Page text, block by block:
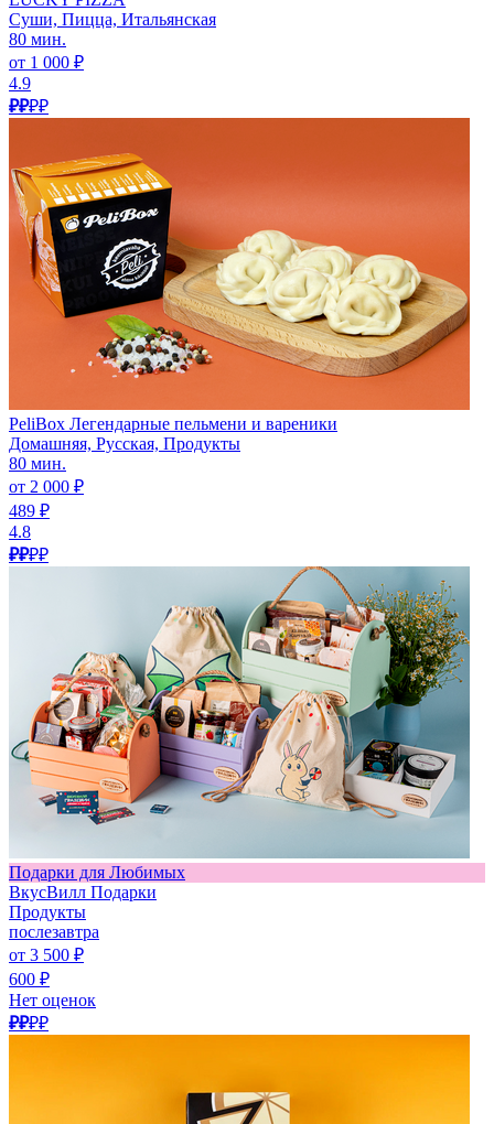
Суши, Пицца, Итальянская
80 мин.
от 1 000 ₽
4.9
₽₽₽₽
PeliBox Легендарные пельмени и вареники
Домашняя, Русская, Продукты
80 мин.
от 2 000 ₽
489 ₽
4.8
₽₽₽₽
Подарки для Любимых
ВкусВилл Подарки
Продукты
послезавтра
от 3 500 ₽
600 ₽
Нет оценок
₽₽₽₽